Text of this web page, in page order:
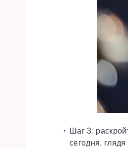
Шаг 3:
сегодня,